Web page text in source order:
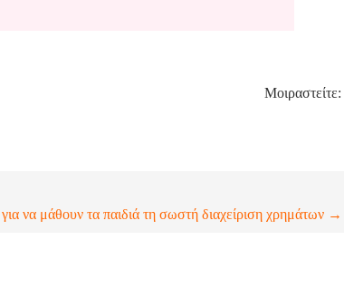
Μοιραστείτε:
να μάθουν τα παιδιά τη σωστή διαχείριση χρημάτων →